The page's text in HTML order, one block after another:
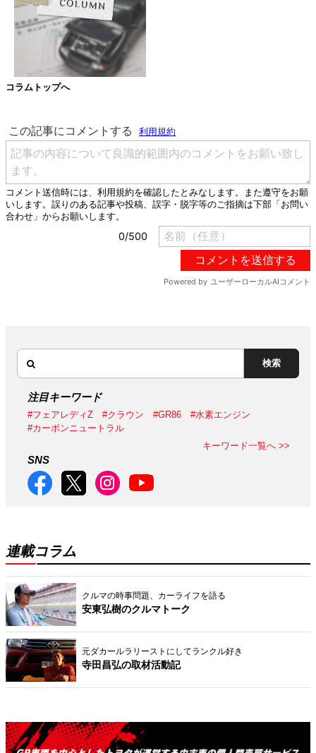
コラムトップへ
検索
注目キーワード
#フェアレディZ #クラウン #GR86
#水素エンジン
#カーボンニュートラル
キーワード一覧へ >>
SNS
連載コラム
クルマの時事問題、カーライフを語る
安東弘樹のクルマトーク
元ダカールラリーストにしてランクル好き
寺田昌弘の取材活動記